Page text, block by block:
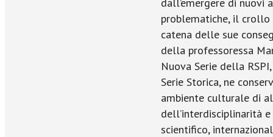
problematiche, il
catena delle sue
della professoressa
Nuova Serie della
Serie Storica, ne
ambiente culturale di
dell’interdisciplinarità
scientifico,